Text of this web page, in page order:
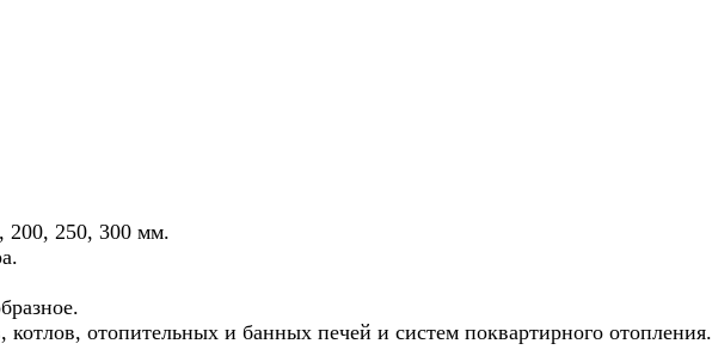
200, 250, 300 мм.
котлов, отопительных и банных печей и систем поквартирного отопления.